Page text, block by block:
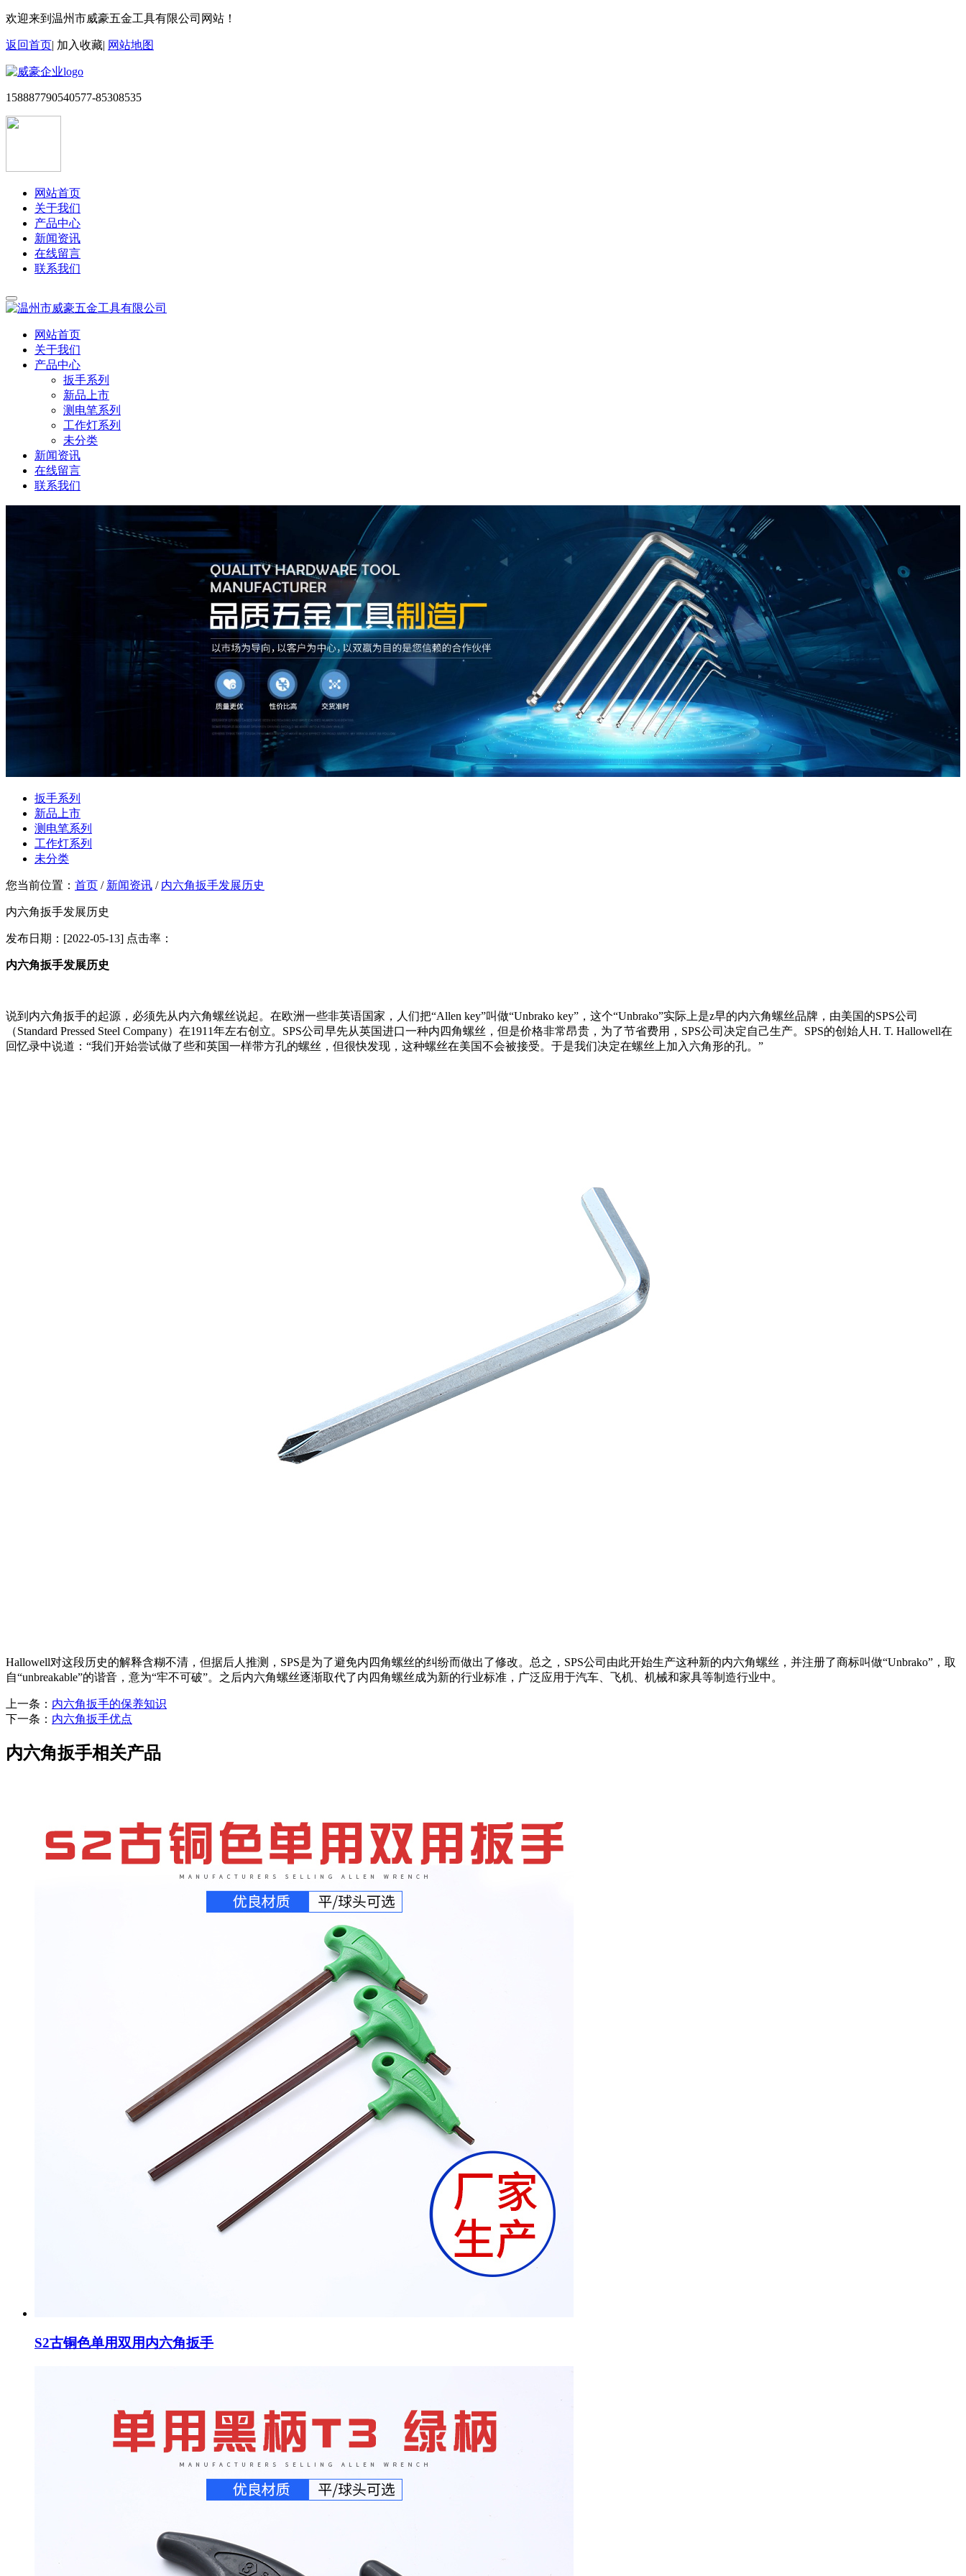
欢迎来到温州市威豪五金工具有限公司网站！
返回首页| 加入收藏| 网站地图
158887790540577-85308535
网站首页
关于我们
产品中心
新闻资讯
在线留言
联系我们
网站首页
关于我们
产品中心
扳手系列
新品上市
测电笔系列
工作灯系列
未分类
新闻资讯
在线留言
联系我们
扳手系列
新品上市
测电笔系列
工作灯系列
未分类
您当前位置： 首页 / 新闻资讯 / 内六角扳手发展历史
内六角扳手发展历史
发布日期：[2022-05-13] 点击率：
内六角扳手发展历史
说到内六角扳手的起源，必须先从内六角螺丝说起。在欧洲一些非英语国家，人们把“Allen key”叫做“Unbrako key”，这个“Unbrako”实际上是z早的内六角螺丝品牌，由美国的SPS公司
（Standard Pressed Steel Company）在1911年左右创立。SPS公司早先从英国进口一种内四角螺丝，但是价格非常昂贵，为了节省费用，SPS公司决定自己生产。SPS的创始人H. T. Hallowell在
回忆录中说道：“我们开始尝试做了些和英国一样带方孔的螺丝，但很快发现，这种螺丝在美国不会被接受。于是我们决定在螺丝上加入六角形的孔。”
Hallowell对这段历史的解释含糊不清，但据后人推测，SPS是为了避免内四角螺丝的纠纷而做出了修改。总之，SPS公司由此开始生产这种新的内六角螺丝，并注册了商标叫做“Unbrako”，取
自“unbreakable”的谐音，意为“牢不可破”。之后内六角螺丝逐渐取代了内四角螺丝成为新的行业标准，广泛应用于汽车、飞机、机械和家具等制造行业中。
上一条： 内六角扳手的保养知识
下一条： 内六角扳手优点
内六角扳手相关产品
S2古铜色单用双用内六角扳手